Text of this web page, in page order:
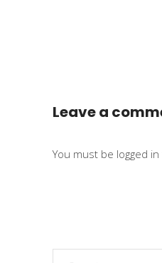
Leave a
You must be logged in